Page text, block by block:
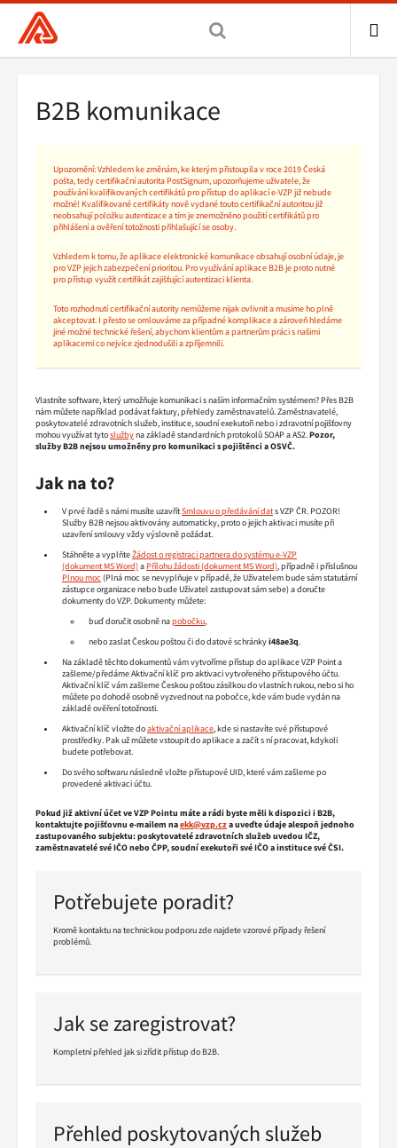
Všeobecná
zdravotní
hlavní
B2B komunikace
Upozornění: Vzhledem ke změnám, ke kterým přistoupila v roce 2019 Česká
pošta, tedy certifikační autorita PostSignum, upozorňujeme uživatele, že
používání kvalifikovaných certifikátů pro přístup do aplikací e-VZP již nebude
možné! Kvalifikované certifikáty nově vydané touto certifikační autoritou již
neobsahují položku autentizace a tím je znemožněno použití certifikátů pro
přihlášení a ověření totožnosti přihlašující se osoby.
Vzhledem k tomu, že aplikace elektronické komunikace obsahují osobní údaje, je
pro VZP jejich zabezpečení prioritou. Pro využívání aplikace B2B je proto nutné
pro přístup využít certifikát zajišťující autentizaci klienta.
Toto rozhodnutí certifikační autority nemůžeme nijak ovlivnit a musíme ho plně
akceptovat. I přesto se omlouváme za případné komplikace a zároveň hledáme
jiné možné technické řešení, abychom klientům a partnerům práci s našimi
aplikacemi co nejvíce zjednodušili a zpříjemnili.
Vlastníte software, který umožňuje komunikaci s naším informačním systémem? Přes B2B
nám můžete například podávat faktury, přehledy zaměstnavatelů. Zaměstnavatelé,
poskytovatelé zdravotních služeb, instituce, soudní exekutoři nebo i zdravotní pojišťovny
mohou využívat tytoslužbyna základě standardních protokolů SOAP a AS2.Pozor,
služby B2B nejsou umožněny pro komunikaci s pojištěnci a OSVČ.
Jak na to?
V prvé řadě s námi musíte uzavřítSmlouvu o předávání dats VZP ČR. POZOR!
Služby B2B nejsou aktivovány automaticky, proto o jejich aktivaci musíte při
uzavření smlouvy vždy výslovně požádat.
Stáhněte a vyplňteŽádost o registraci partnera do systému e-VZP
a Přílohu žádosti
, případně i příslušnou
Plnou moc(Plná moc se nevyplňuje v případě, že Uživatelem bude sám statutární
zástupce organizace nebo bude Uživatel zastupovat sám sebe) a doručte
dokumenty do VZP. Dokumenty můžete:
buď doručit osobně napobočku,
nebo zaslat Českou poštou či do datové schránkyi48ae3q.
Na základě těchto dokumentů vám vytvoříme přístup do aplikace VZP Point a
zašleme/předáme Aktivační klíč pro aktivaci vytvořeného přístupového účtu.
Aktivační klíč vám zašleme Českou poštou zásilkou do vlastních rukou, nebo si ho
můžete po dohodě osobně vyzvednout na pobočce, kde vám bude vydán na
základě ověření totožnosti.
Aktivační klíč vložte doaktivační aplikace, kde si nastavíte své přístupové
prostředky. Pak už můžete vstoupit do aplikace a začít s ní pracovat, kdykoli
budete potřebovat.
Do svého softwaru následně vložte přístupové UID, které vám zašleme po
provedené aktivaci účtu.
Pokud již aktivní účet ve VZP Pointu máte a rádi byste měli k dispozici i B2B,
kontaktujte pojišťovnu e-mailem naekk@vzp.cza uveďte údaje alespoň jednoho
zastupovaného subjektu: poskytovatelé zdravotních služeb uvedou IČZ,
zaměstnavatelé své IČO nebo ČPP, soudní exekutoři své IČO a instituce své ČSI.
Potřebujete poradit?
Kromě kontaktu na technickou podporu zde najdete vzorové případy řešení
problémů.
Jak se zaregistrovat?
Kompletní přehled jak si zřídit přístup do B2B.
Přehled poskytovaných služeb